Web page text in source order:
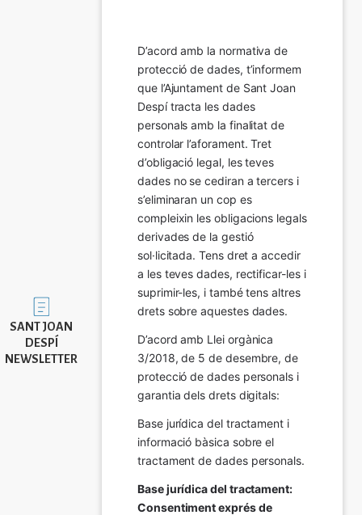
Imatge
SANT JOAN
DESPÍ
NEWSLETTER
D’acord amb la normativa de
protecció de dades, t’informem
que l’Ajuntament de Sant Joan
Despí tracta les dades
personals amb la finalitat de
controlar l’aforament. Tret
d’obligació legal, les teves
dades no se cediran a tercers i
s’eliminaran un cop es
compleixin les obligacions legals
derivades de la gestió
sol·licitada. Tens dret a accedir
a les teves dades, rectificar-les i
suprimir-les, i també tens altres
drets sobre aquestes dades.
D’acord amb Llei orgànica
3/2018, de 5 de desembre, de
protecció de dades personals i
garantia dels drets digitals:
Base jurídica del tractament i
informació bàsica sobre el
tractament de dades personals.
Base jurídica del tractament:
Consentiment exprés de